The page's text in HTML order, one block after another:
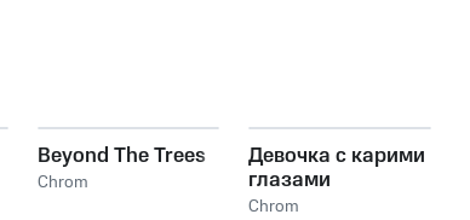
Beyond The Trees
Chrom
Девочка с карими
глазами
Chrom